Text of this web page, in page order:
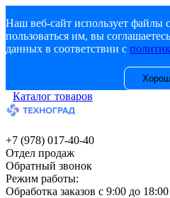
Наш веб-сайт использует файлы
пользоваться им, вы
данных в соответствии с
Каталог товаров
+7 (978) 017-40-40
Отдел продаж
Обратный звонок
Режим работы:
Обработка заказов с 9:00 до